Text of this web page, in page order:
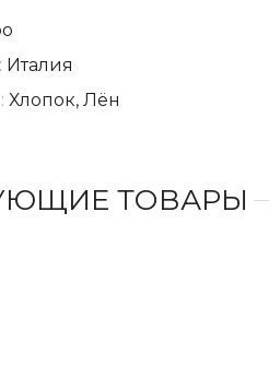
Италия
Хлопок, Лён
ТОВАРЫ